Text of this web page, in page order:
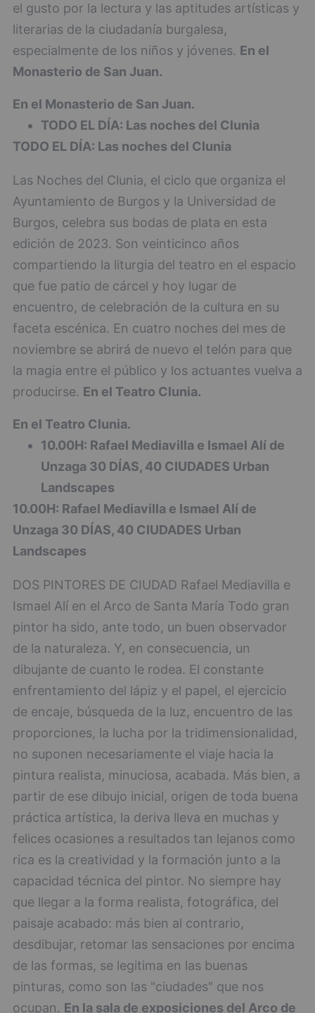
el gusto por la lectura y las aptitudes artísticas y
literarias de la ciudadanía burgalesa,
especialmente de los niños y jóvenes. En el
Monasterio de San Juan.
En el Monasterio de San Juan.
TODO EL DÍA: Las noches del Clunia
TODO EL DÍA: Las noches del Clunia
Las Noches del Clunia, el ciclo que organiza el
Ayuntamiento de Burgos y la Universidad de
Burgos, celebra sus bodas de plata en esta
edición de 2023. Son veinticinco años
compartiendo la liturgia del teatro en el espacio
que fue patio de cárcel y hoy lugar de
encuentro, de celebración de la cultura en su
faceta escénica. En cuatro noches del mes de
noviembre se abrirá de nuevo el telón para que
la magia entre el público y los actuantes vuelva a
producirse. En el Teatro Clunia.
En el Teatro Clunia.
10.00H: Rafael Mediavilla e Ismael Alí de
Unzaga 30 DÍAS, 40 CIUDADES Urban
Landscapes
10.00H: Rafael Mediavilla e Ismael Alí de
Unzaga 30 DÍAS, 40 CIUDADES Urban
Landscapes
DOS PINTORES DE CIUDAD Rafael Mediavilla e
Ismael Alí en el Arco de Santa María Todo gran
pintor ha sido, ante todo, un buen observador
de la naturaleza. Y, en consecuencia, un
dibujante de cuanto le rodea. El constante
enfrentamiento del lápiz y el papel, el ejercicio
de encaje, búsqueda de la luz, encuentro de las
proporciones, la lucha por la tridimensionalidad,
no suponen necesariamente el viaje hacia la
pintura realista, minuciosa, acabada. Más bien, a
partir de ese dibujo inicial, origen de toda buena
práctica artística, la deriva lleva en muchas y
felices ocasiones a resultados tan lejanos como
rica es la creatividad y la formación junto a la
capacidad técnica del pintor. No siempre hay
que llegar a la forma realista, fotográfica, del
paisaje acabado: más bien al contrario,
desdibujar, retomar las sensaciones por encima
de las formas, se legitima en las buenas
pinturas, como son las "ciudades" que nos
ocupan. En la sala de exposiciones del Arco de